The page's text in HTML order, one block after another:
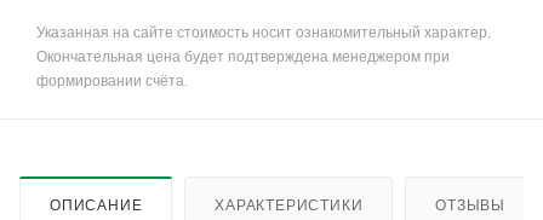
Указанная на сайте стоимость носит ознакомительный характер.
Окончательная цена будет подтверждена менеджером при
формировании счёта.
ОПИСАНИЕ ХАРАКТЕРИСТИКИ ОТЗЫВЫ